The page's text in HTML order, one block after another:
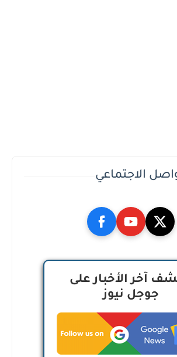
الاجتماعي
آخر الأخبار على
جوجل نيوز